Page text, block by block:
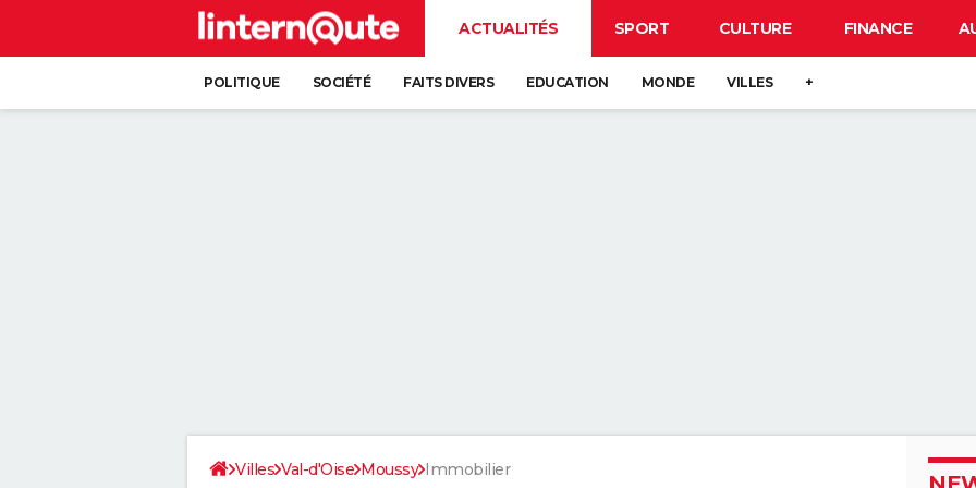
ACTUALITÉS SPORT CULTURE FINANCE
POLITIQUE SOCIÉTÉ FAITS DIVERS EDUCATION MONDE VILLES +
Villes Val-d'Oise Moussy Immobilier